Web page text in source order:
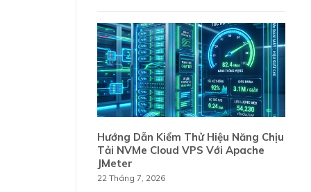
Hướng Dẫn Kiểm Thử Hiệu Năng Chịu
Tải NVMe Cloud VPS Với Apache
JMeter
22 Tháng 7, 2026